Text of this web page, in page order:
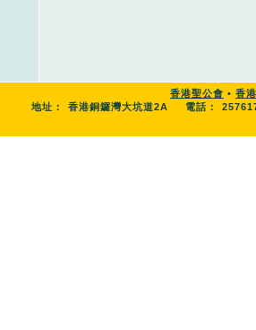
香港聖公會 • 香
地址：
香港銅鑼灣大坑道2A 電話：